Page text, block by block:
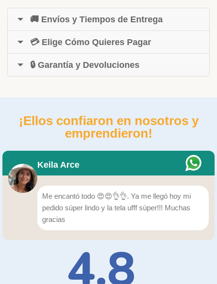
🚚 Envíos y Tiempos de Entrega
💳 Elige Cómo Quieres Pagar
🔒 Garantía y Devoluciones
¡Ellos confiaron en nosotros y
emprendieron!
Keila Arce
Me encantó todo 😍😍👌👌. Ya me llegó hoy mi
pedido súper lindo y la tela ufff súper!!! Muchas
gracias